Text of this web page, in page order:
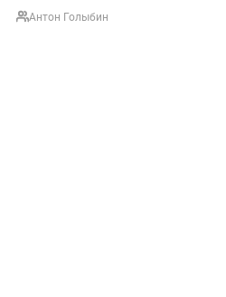
Антон Голыбин